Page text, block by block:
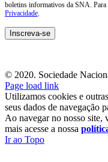
boletins informativos da SNA. Para
Privacidade.
© 2020. Sociedade
Page load link
Utilizamos cookies e
seus dados de navegação
Ao navegar no nosso site,
mais acesse a nossa
Ir ao Topo